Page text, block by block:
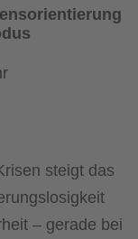
steigt das
– gerade bei